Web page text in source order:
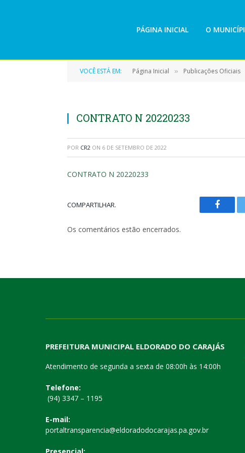
PÁGINA INICIAL O
VOCÊ ESTÁ EM: Página Inicial » Publicações Oficiais
CONTRATO N 20220233
POR CR2 ON 6 DE SETEMBRO DE 2022
CONTRATO N 20220233
COMPARTILHAR.
Os comentários estão encerrados.
PREFEITURA MUNICIPAL ELDORADO DO CARAJÁS
Atendimento de segunda a sexta de 08:00h às 14:00h
Telefone:
(94) 3347 – 1195
E-mail:
portaltransparencia@eldoradodocarajas.pa.gov.br